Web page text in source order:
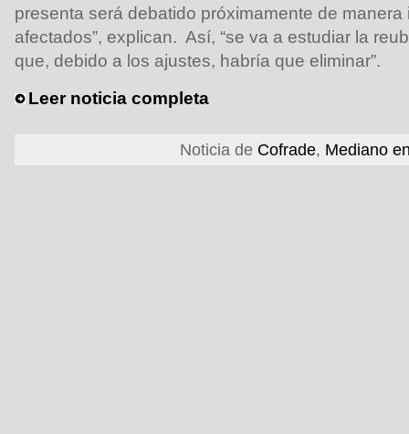
presenta será debatido próximamente de
afectados”, explican. Así, “se va a estudiar la
que, debido a los ajustes, habría que eliminar”.
Leer noticia completa
Noticia de Cofrade, Mediano